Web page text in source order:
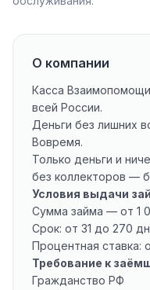
О компании
Касса
всей России.
Деньги без лишних
Вовремя.
Только деньги и
без коллекторов —
Условия выдачи
Сумма займа — от 1
Срок: от 31 до 270
Процентная ставка:
Требование к
Гражданство РФ